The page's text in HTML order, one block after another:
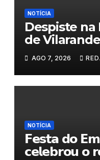
NOTÍCIA
Despiste na
de
AGO 7, 2026
NOTÍCIA
𝗙𝗲𝘀𝘁𝗮 𝗱𝗼
𝗰𝗲𝗹𝗲𝗯𝗿𝗼𝘂 𝗼